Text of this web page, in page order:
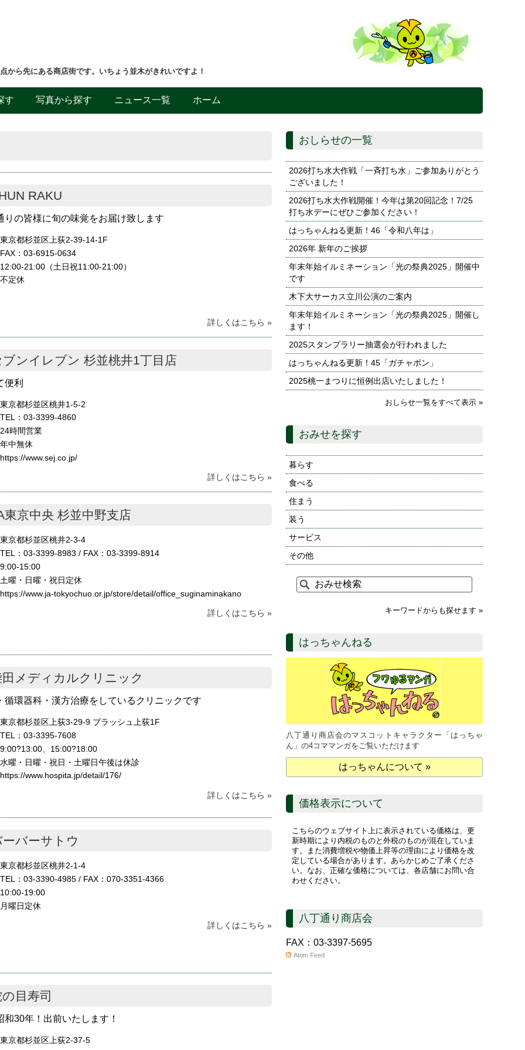
から先にある商店街です。いちょう並木がきれいですよ！
す 写真から探す ニュース一覧 ホーム
RAKU
りの皆様に旬の味覚をお届け致します
東京都杉並区上荻2-39-14-1F
FAX：03-6915-0634
12:00-21:00（土日祝11:00-21:00）
不定休
詳しくはこちら »
ブンイレブン 杉並桃井1丁目店
便利
東京都杉並区桃井1-5-2
TEL：03-3399-4860
24時間営業
年中無休
https://www.sej.co.jp/
詳しくはこちら »
東京中央 杉並中野支店
東京都杉並区桃井2-3-4
TEL：03-3399-8983 / FAX：03-3399-8914
9:00-15:00
土曜・日曜・祝日定休
https://www.ja-tokyochuo.or.jp/store/detail/office_suginaminakano
詳しくはこちら »
田メディカルクリニック
循環器科・漢方治療をしているクリニックです
東京都杉並区上荻3-29-9 ブラッシュ上荻1F
TEL：03-3395-7608
9:00?13:00、15:00?18:00
水曜・日曜・祝日・土曜日午後は休診
https://www.hospita.jp/detail/176/
詳しくはこちら »
ーバーサトウ
東京都杉並区桃井2-1-4
TEL：03-3390-4985 / FAX：070-3351-4366
10:00-19:00
月曜日定休
詳しくはこちら »
目寿司
和30年！出前いたします！
東京都杉並区上荻2-37-5
おしらせの一覧
2026打ち水大作戦「一斉打ち水」ご参加ありがとう
ございました！
2026打ち水大作戦開催！今年は第20回記念！7/25
打ち水デーにぜひご参加ください！
はっちゃんねる更新！46「令和八年は」
2026年 新年のご挨拶
年末年始イルミネーション「光の祭典2025」開催中
です
木下大サーカス立川公演のご案内
年末年始イルミネーション「光の祭典2025」開催し
ます！
2025スタンプラリー抽選会が行われました
はっちゃんねる更新！45「ガチャポン」
2025桃一まつりに恒例出店いたしました！
おしらせ一覧をすべて表示 »
おみせを探す
暮らす
食べる
住まう
装う
サービス
その他
キーワードからも探せます »
はっちゃんねる
八丁通り商店会のマスコットキャラクター「はっちゃ
ん」の4コママンガをご覧いただけます
はっちゃんについて »
価格表示について
こちらのウェブサイト上に表示されている価格は、更
新時期により内税のものと外税のものが混在していま
す。また消費増税や物価上昇等の理由により価格を改
定している場合があります。あらかじめご了承くださ
い。なお、正確な価格については、各店舗にお問い合
わせください。
八丁通り商店会
FAX：03-3397-5695
Atom Feed